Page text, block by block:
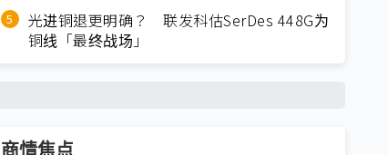
光进铜退更明确？ 联发科估SerDes 448G为
铜线「最终战场」
商情焦点